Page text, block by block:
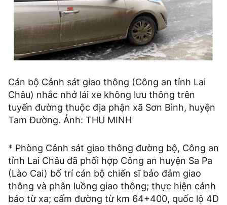
Cán bộ Cảnh sát giao thông (Công an tỉnh Lai
Châu) nhắc nhở lái xe không lưu thông trên
tuyến đường thuộc địa phận xã Sơn Bình, huyện
Tam Đường. Ảnh: THU MINH
* Phòng Cảnh sát giao thông đường bộ, Công an
tỉnh Lai Châu đã phối hợp Công an huyện Sa Pa
(Lào Cai) bố trí cán bộ chiến sĩ bảo đảm giao
thông và phân luồng giao thông; thực hiện cảnh
báo từ xa; cấm đường từ km 64+400, quốc lộ 4D